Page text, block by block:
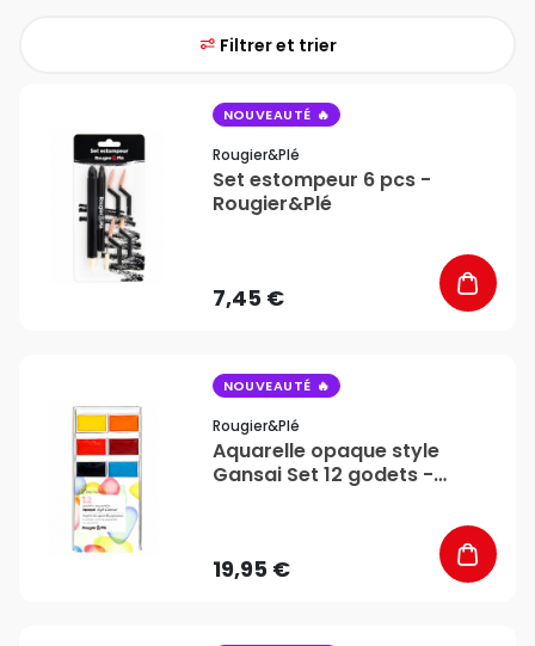
Filtrer et trier
NOUVEAUTÉ
Rougier&plé
Set estompeur 6 pcs -
Rougier&Plé
7,45 €
NOUVEAUTÉ
Rougier&plé
Aquarelle opaque style
Gansai Set 12 godets -
19,95 €